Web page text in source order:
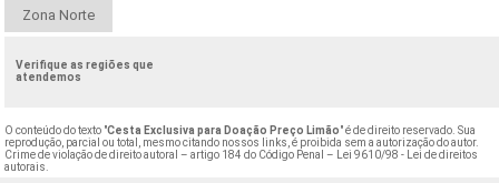
Zona Norte
Verifique as regiões que
atendemos
O conteúdo do texto "Cesta Exclusiva para Doação Preço Limão" é de direito reservado. Sua
reprodução, parcial ou total, mesmo citando nossos links, é proibida sem a autorização do autor.
Crime de violação de direito autoral – artigo 184 do Código Penal –
Lei 9610/98 - Lei de direitos
autorais